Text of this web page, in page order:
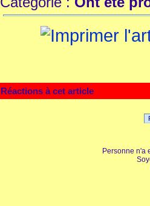
Réactions à cet article
Personne n'a